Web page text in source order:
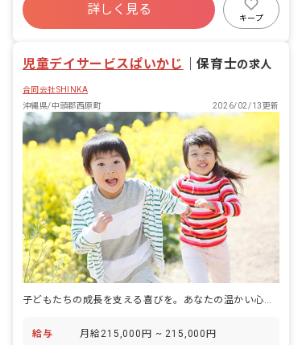
詳しく見る
キープ
児童デイサービスぱいかじ ｜保育士の求人
合同会社SHINKA
沖縄県/中頭郡西原町
2026/02/13更新
給与 月給215,000円 ~ 215,000円